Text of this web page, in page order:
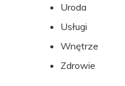
Uroda
Usługi
Wnętrze
Zdrowie